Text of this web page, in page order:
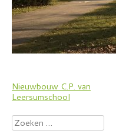
Bericht
navigatie
Nieuwbouw C.P. van
Leersumschool
Zoeken
naar: